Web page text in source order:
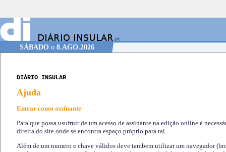
SÁBADOo 8.AGO.2026
DIÁRIO INSULAR
Ajuda
Entrar como assinante
Para que possa usufruir de um acesso de assinante na edição online é
direita do site onde se encontra espaço próprio para tal.
Além de um numero e chave válidos deve tambem utilizar um navegador